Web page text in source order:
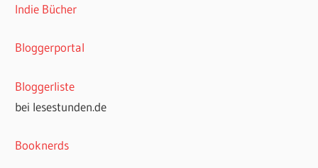
Indie Bücher
Bloggerportal
Bloggerliste
bei lesestunden.de
Booknerds